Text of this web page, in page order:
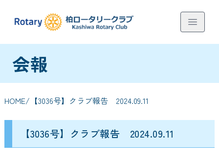
会報
HOME/【3036号】クラブ報告 2024.09.11
【3036号】クラブ報告 2024.09.11